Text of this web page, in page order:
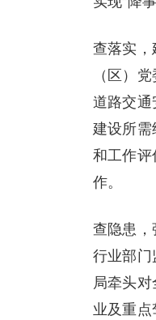
查落实
（区）
道路交通
建设所需
和工作
作。
查隐患，
行业部门
局牵头
业及重